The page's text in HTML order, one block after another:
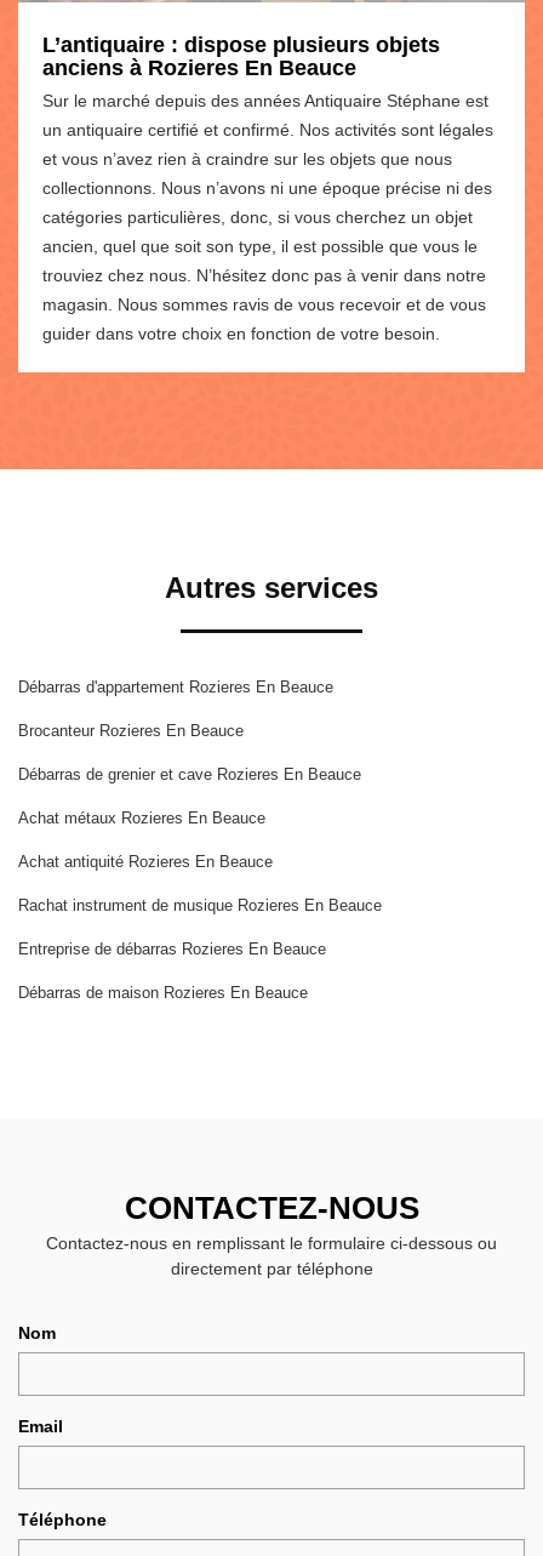
L’antiquaire : dispose plusieurs objets
anciens à Rozieres En Beauce
Sur le marché depuis des années Antiquaire Stéphane est
un antiquaire certifié et confirmé. Nos activités sont légales
et vous n’avez rien à craindre sur les objets que nous
collectionnons. Nous n’avons ni une époque précise ni des
catégories particulières, donc, si vous cherchez un objet
ancien, quel que soit son type, il est possible que vous le
trouviez chez nous. N’hésitez donc pas à venir dans notre
magasin. Nous sommes ravis de vous recevoir et de vous
guider dans votre choix en fonction de votre besoin.
Autres services
Débarras d'appartement Rozieres En Beauce
Brocanteur Rozieres En Beauce
Débarras de grenier et cave Rozieres En Beauce
Achat métaux Rozieres En Beauce
Achat antiquité Rozieres En Beauce
Rachat instrument de musique Rozieres En Beauce
Entreprise de débarras Rozieres En Beauce
Débarras de maison Rozieres En Beauce
CONTACTEZ-NOUS
Contactez-nous en remplissant le formulaire ci-dessous ou
directement par téléphone
Nom
Email
Téléphone